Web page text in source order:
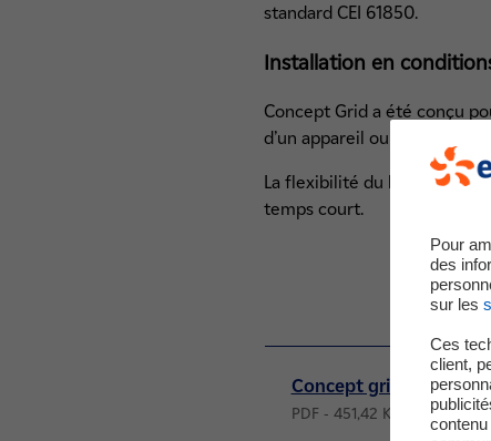
standard CEI 61850.
Installation en
Concept Grid a été conçu
d’un appareil ou d’une
La flexibilité du laboratoire
temps court.
Concept grid
PDF - 451,42 Ko
Pour
des
sur les
Ces
client,